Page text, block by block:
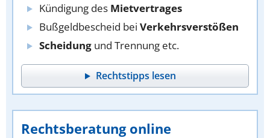
Kündigung des Mietvertrages
Bußgeldbescheid bei Verkehrsverstößen
Scheidung und Trennung etc.
Rechtstipps lesen
Rechtsberatung online